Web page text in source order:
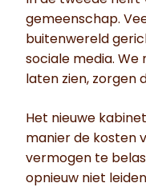
gemeenschap.
buitenwereld
sociale media. We
laten zien, zorgen
Het nieuwe
manier de kosten
vermogen te
opnieuw niet